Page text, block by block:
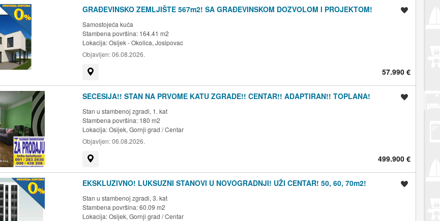
GRAĐEVINSKO ZEMLJIŠTE 567m2! SA GRAĐEVINSKOM DOZVOLOM I PROJEKTOM!
Samostojeća kuća
Stambena površina: 164.41 m2
Lokacija:Osijek - Okolica, Josipovac
Objavljen:06.08.2026.
57.990 €
SECESIJA!! STAN NA PRVOME KATU ZGRADE!! CENTAR!! ADAPTIRAN!! TOPLANA!
Stan u stambenoj zgradi, 1. kat
Stambena površina: 180 m2
Lokacija:Osijek, Gornji grad / Centar
Objavljen:06.08.2026.
499.900 €
EKSKLUZIVNO! LUKSUZNI STANOVI U NOVOGRADNJI! UŽI CENTAR! 50, 60, 70m2!
Stan u stambenoj zgradi, 3. kat
Stambena površina: 60.09 m2
Lokacija:Osijek, Gornji grad / Centar